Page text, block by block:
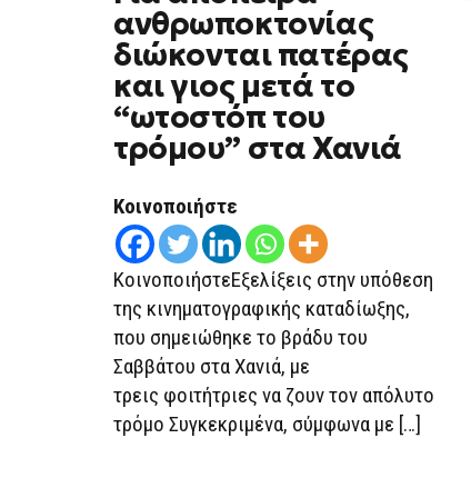
ανθρωποκτονίας
διώκονται πατέρας
και γιος μετά το
“ωτοστόπ του
τρόμου” στα Χανιά
Κοινοποιήστε
ΚοινοποιήστεΕξελίξεις στην υπόθεση
της κινηματογραφικής καταδίωξης,
που σημειώθηκε το βράδυ του
Σαββάτου στα Χανιά, με
τρεις φοιτήτριες να ζουν τον απόλυτο
τρόμο Συγκεκριμένα, σύμφωνα με […]